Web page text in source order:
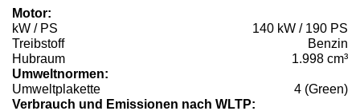
Motor:
kW / PS
140 kW / 190 PS
Treibstoff
Benzin
Hubraum
1.998 cm³
Umweltnormen:
Umweltplakette
4 (Green)
Verbrauch und Emissionen nach WLTP: